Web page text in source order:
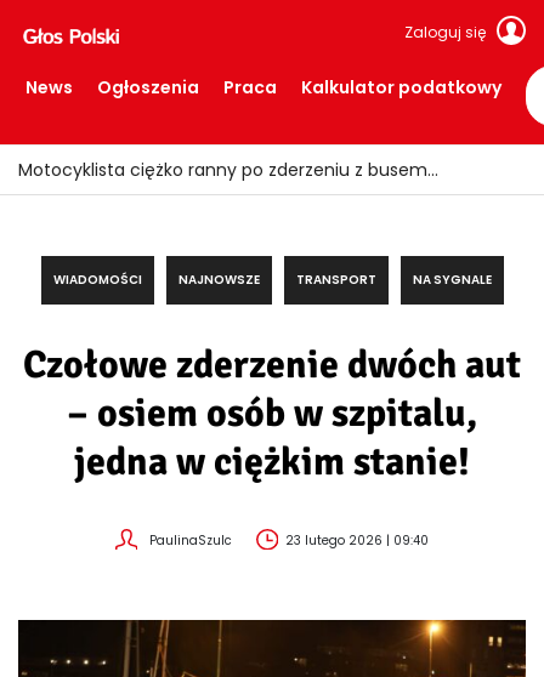
Zaloguj się
News Ogłoszenia Praca Kalkulator podatkowy
Motocyklista ciężko ranny po zderzeniu z busem
WIADOMOŚCI NAJNOWSZE TRANSPORT NA SYGNALE
Czołowe zderzenie dwóch aut
– osiem osób w szpitalu,
jedna w ciężkim stanie!
PaulinaSzulc 23 lutego 2026 | 09:40